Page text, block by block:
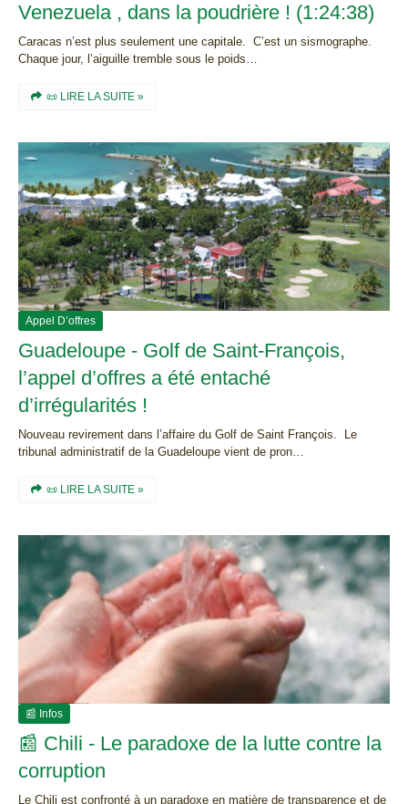
Venezuela , dans la poudrière ! (1:24:38)
Caracas n’est plus seulement une capitale. C’est un sismographe.
Chaque jour, l’aiguille tremble sous le poids…
📜 LIRE LA SUITE »
Appel D’offres
Guadeloupe - Golf de Saint-François,
l’appel d’offres a été entaché
d’irrégularités !
Nouveau revirement dans l’affaire du Golf de Saint François. Le
tribunal administratif de la Guadeloupe vient de pron…
📜 LIRE LA SUITE »
📰 Infos
📰 Chili - Le paradoxe de la lutte contre la
corruption
Le Chili est confronté à un paradoxe en matière de transparence et de